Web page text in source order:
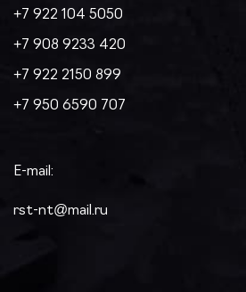
+7 922 104 5050
+7 908 9233 420
+7 922 2150 899
+7 950 6590 707
E-mail:
rst-nt@mail.ru